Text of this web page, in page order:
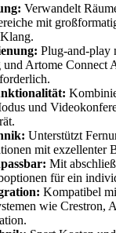
Verwandelt
mit
Plug-and-play
und Artome Connect
und
Unterstützt
mit exzellenter
Mit
für ein
Kompatibel
wie Crestron,